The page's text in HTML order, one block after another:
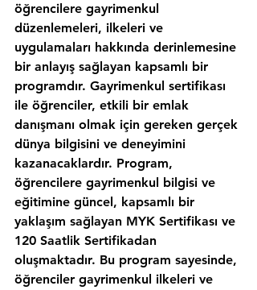
öğrencilere gayrimenkul
düzenlemeleri, ilkeleri ve
uygulamaları hakkında derinlemesine
bir anlayış sağlayan kapsamlı bir
programdır. Gayrimenkul sertifikası
ile öğrenciler, etkili bir emlak
danışmanı olmak için gereken gerçek
dünya bilgisini ve deneyimini
kazanacaklardır. Program,
öğrencilere gayrimenkul bilgisi ve
eğitimine güncel, kapsamlı bir
yaklaşım sağlayan MYK Sertifikası ve
120 Saatlik Sertifikadan
oluşmaktadır. Bu program sayesinde,
öğrenciler gayrimenkul ilkeleri ve